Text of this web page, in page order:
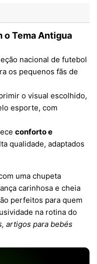
o Tema Antigua
nacional de futebol
os pequenos fãs de
o visual escolhido,
esporte, com
conforto e
qualidade, adaptados
uma chupeta
carinhosa e cheia
perfeitos para quem
na rotina do
artigos para bebés